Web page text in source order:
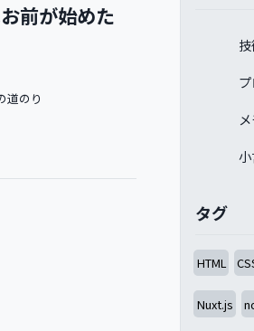
前が始めた
道のり
タグ
HTML
Nuxt.js